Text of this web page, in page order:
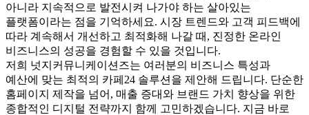
아니라 지속적으로 발전시켜 나가야 하는 살아있는
플랫폼이라는 점을 기억하세요. 시장 트렌드와 고객 피드백에
따라 계속해서 개선하고 최적화해 나갈 때, 진정한 온라인
비즈니스의 성공을 경험할 수 있을 것입니다.
저희 넛지커뮤니케이션즈는 여러분의 비즈니스 특성과
예산에 맞는 최적의 카페24 솔루션을 제안해 드립니다. 단순한
홈페이지 제작을 넘어, 매출 증대와 브랜드 가치 향상을 위한
종합적인 디지털 전략까지 함께 고민하겠습니다. 지금 바로